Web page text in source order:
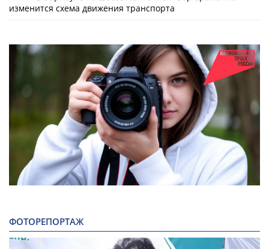
изменится схема движения транспорта
ФОТОРЕПОРТАЖ